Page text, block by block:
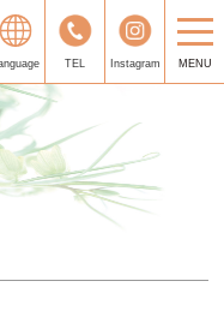
TEL Instagram MENU